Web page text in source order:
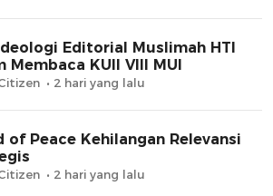
Editorial Muslimah HTI
Membaca KUII VIII MUI
2 hari yang lalu
of Peace Kehilangan Relevansi
2 hari yang lalu